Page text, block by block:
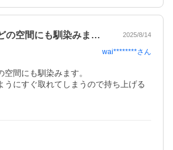
おしゃれだし、どの空間にも馴染みます。… 2025/8/14
wai********さん
間にも馴染みます。
うにすぐ取れてしまうので持ち上げる